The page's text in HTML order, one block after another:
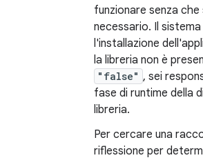
funzionare senza
necessario. Il
l'installazione
la libreria non è
"false" , sei
fase di runtime della
libreria.
Per cercare una
riflessione per